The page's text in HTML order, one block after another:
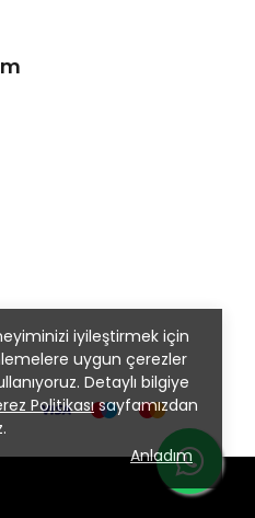
iyileştirmek için
uygun çerezler
Detaylı bilgiye
Politikasısayfamızdan
Anladım